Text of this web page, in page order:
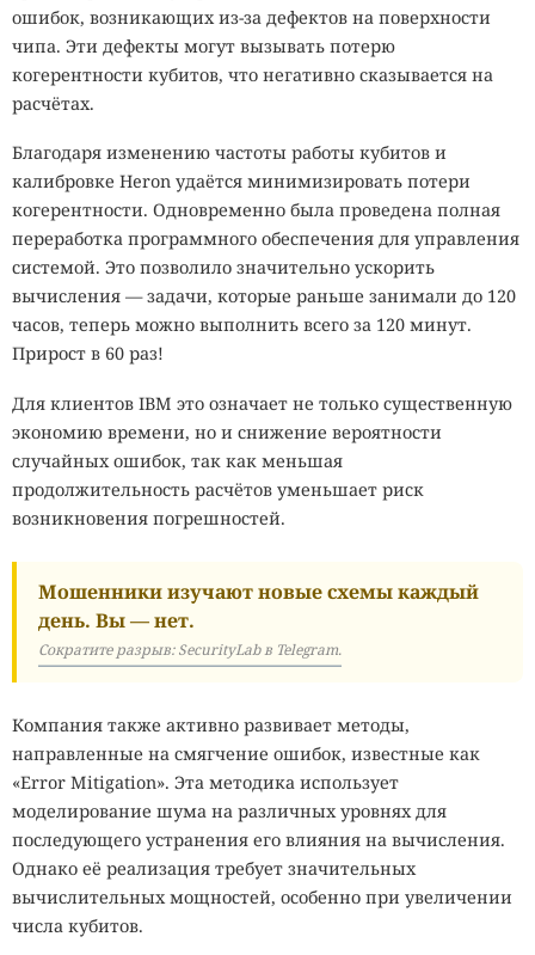
ошибок, возникающих из-за дефектов на поверхности
чипа. Эти дефекты могут вызывать потерю
когерентности кубитов, что негативно сказывается на
расчётах.
Благодаря изменению частоты работы кубитов и
калибровке Heron удаётся минимизировать потери
когерентности. Одновременно была проведена полная
переработка программного обеспечения для управления
системой. Это позволило значительно ускорить
вычисления — задачи, которые раньше занимали до 120
часов, теперь можно выполнить всего за 120 минут.
Прирост в 60 раз!
Для клиентов IBM это означает не только существенную
экономию времени, но и снижение вероятности
случайных ошибок, так как меньшая
продолжительность расчётов уменьшает риск
возникновения погрешностей.
Мошенники изучают новые схемы каждый
день. Вы — нет.
Сократите разрыв: SecurityLab в Telegram.
Компания также активно развивает методы,
направленные на смягчение ошибок, известные как
«Error Mitigation». Эта методика использует
моделирование шума на различных уровнях для
последующего устранения его влияния на вычисления.
Однако её реализация требует значительных
вычислительных мощностей, особенно при увеличении
числа кубитов.